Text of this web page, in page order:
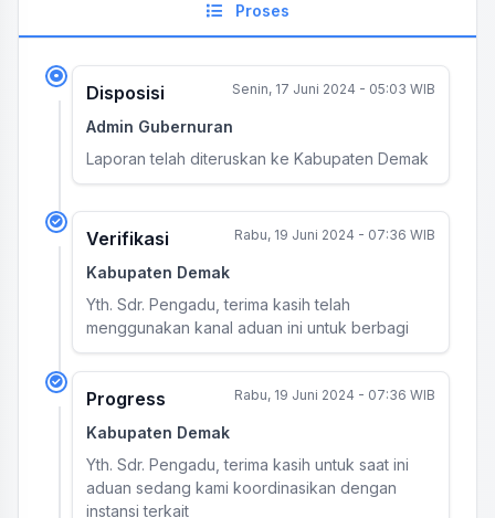
Proses
Disposisi Senin, 17 Juni 2024 - 05:03 WIB
Admin Gubernuran
Laporan telah diteruskan ke Kabupaten Demak
Verifikasi Rabu, 19 Juni 2024 - 07:36 WIB
Kabupaten Demak
Yth. Sdr. Pengadu, terima kasih telah
menggunakan kanal aduan ini untuk berbagi
Progress Rabu, 19 Juni 2024 - 07:36 WIB
Kabupaten Demak
Yth. Sdr. Pengadu, terima kasih untuk saat ini
aduan sedang kami koordinasikan dengan
instansi terkait